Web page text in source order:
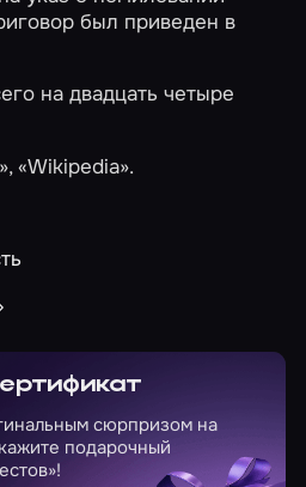
был приведен в
на двадцать четыре
, «Wikipedia».
сюрпризом на
подарочный